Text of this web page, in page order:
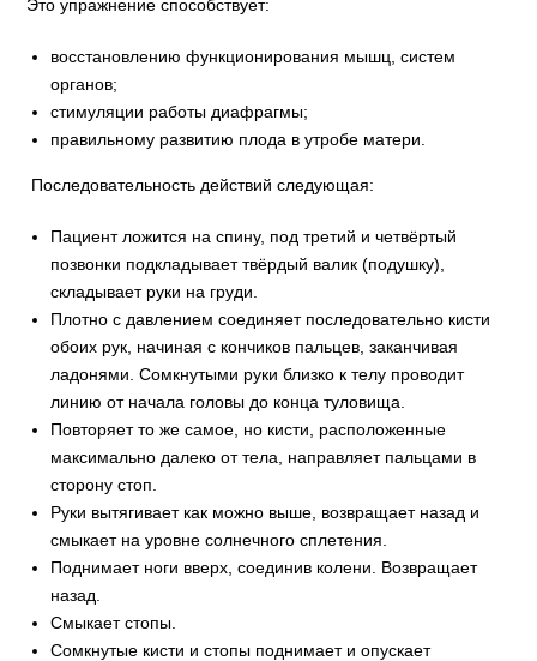
Это упражнение способствует:
восстановлению функционирования мышц, систем
органов;
стимуляции работы диафрагмы;
правильному развитию плода в утробе матери.
Последовательность действий следующая:
Пациент ложится на спину, под третий и четвёртый
позвонки подкладывает твёрдый валик (подушку),
складывает руки на груди.
Плотно с давлением соединяет последовательно кисти
обоих рук, начиная с кончиков пальцев, заканчивая
ладонями. Сомкнутыми руки близко к телу проводит
линию от начала головы до конца туловища.
Повторяет то же самое, но кисти, расположенные
максимально далеко от тела, направляет пальцами в
сторону стоп.
Руки вытягивает как можно выше, возвращает назад и
смыкает на уровне солнечного сплетения.
Поднимает ноги вверх, соединив колени. Возвращает
назад.
Смыкает стопы.
Сомкнутые кисти и стопы поднимает и опускает